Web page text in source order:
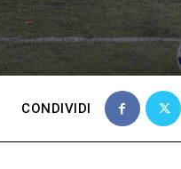
CONDIVIDI